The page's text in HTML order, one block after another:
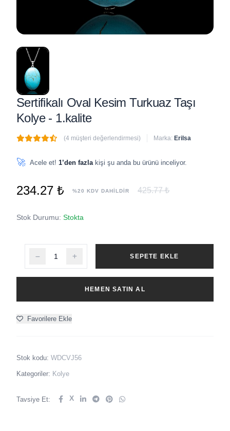
Sertifikalı Oval Kesim Turkuaz Taşı
Kolye - 1.kalite
(4 müşteri değerlendirmesi) Marka: Erilsa
🚀 Acele et! 1’den fazla kişi şu anda bu ürünü inceliyor.
234.27 ₺ %20 KDV DAHİLDİR 425.77 ₺
Stok Durumu: Stokta
SEPETE EKLE
HEMEN SATIN AL
Favorilere Ekle
Stok kodu: WDCVJ56
Kategoriler: Kolye
Tavsiye Et: X